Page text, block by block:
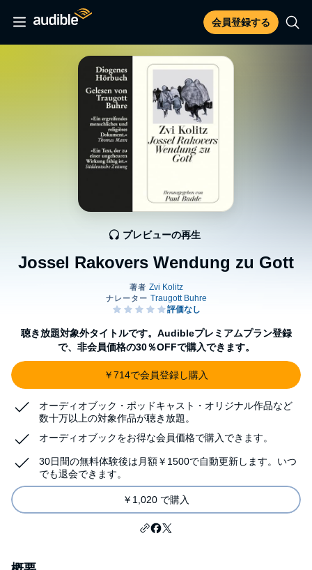
会員登録する
Jossel Rakovers Wendung zu Gott
プレビューの再生
聴き放題対象外タイトルです。Audibleプレミアムプラン登録
で、非会員価格の30％OFFで購入できます。
￥714で会員登録し購入
オーディオブック・ポッドキャスト・オリジナル作品など
数十万以上の対象作品が聴き放題。
オーディオブックをお得な会員価格で購入できます。
30日間の無料体験後は月額￥1500で自動更新します。いつ
でも退会できます。
￥1,020 で購入